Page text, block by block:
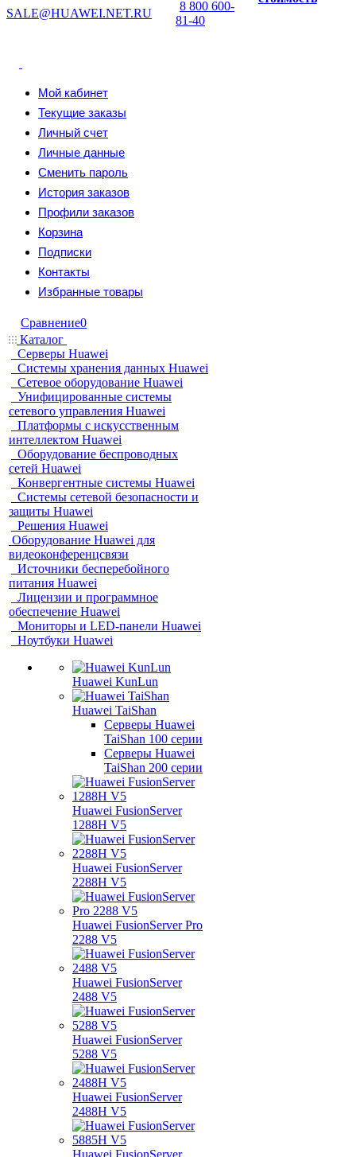
SALE@HUAWEI.NET.RU
8 800 600-
81-40
Мой кабинет
Текущие заказы
Личный счет
Личные данные
Сменить пароль
История заказов
Профили заказов
Корзина
Подписки
Контакты
Избранные товары
Сравнение0
Каталог
Серверы Huawei
Системы хранения данных Huawei
Сетевое оборудование Huawei
Унифицированные системы
сетевого управления Huawei
Платформы с искусственным
интеллектом Huawei
Оборудование беспроводных
сетей Huawei
Конвергентные системы Huawei
Системы сетевой безопасности и
защиты Huawei
Решения Huawei
Оборудование Huawei для
видеоконференцсвязи
Источники бесперебойного
питания Huawei
Лицензии и программное
обеспечение Huawei
Мониторы и LED-панели Huawei
Ноутбуки Huawei
Huawei KunLun
Huawei TaiShan
Серверы Huawei
TaiShan 100 серии
Серверы Huawei
TaiShan 200 серии
Huawei FusionServer
1288H V5
Huawei FusionServer
2288H V5
Huawei FusionServer Pro
2288 V5
Huawei FusionServer
2488 V5
Huawei FusionServer
5288 V5
Huawei FusionServer
2488H V5
Huawei FusionServer